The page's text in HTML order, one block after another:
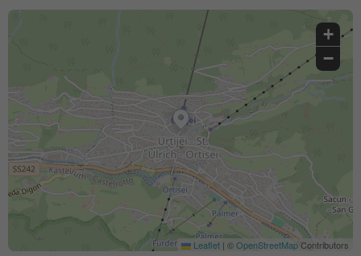
+
−
Leaflet | ©OpenStreetMapContributors